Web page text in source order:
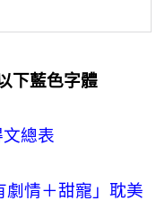
下藍色字體
總表
劇情＋甜寵」耽美